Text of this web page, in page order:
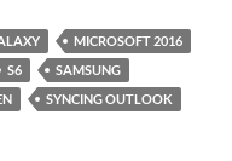
MICROSOFT 2016
S6
SAMSUNG
SYNCING OUTLOOK